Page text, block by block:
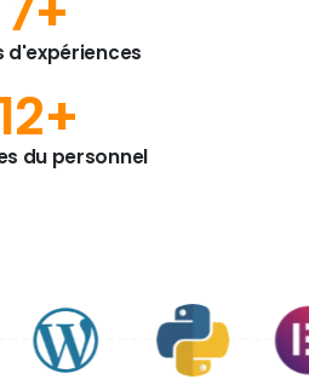
d'expériences
12+
du personnel